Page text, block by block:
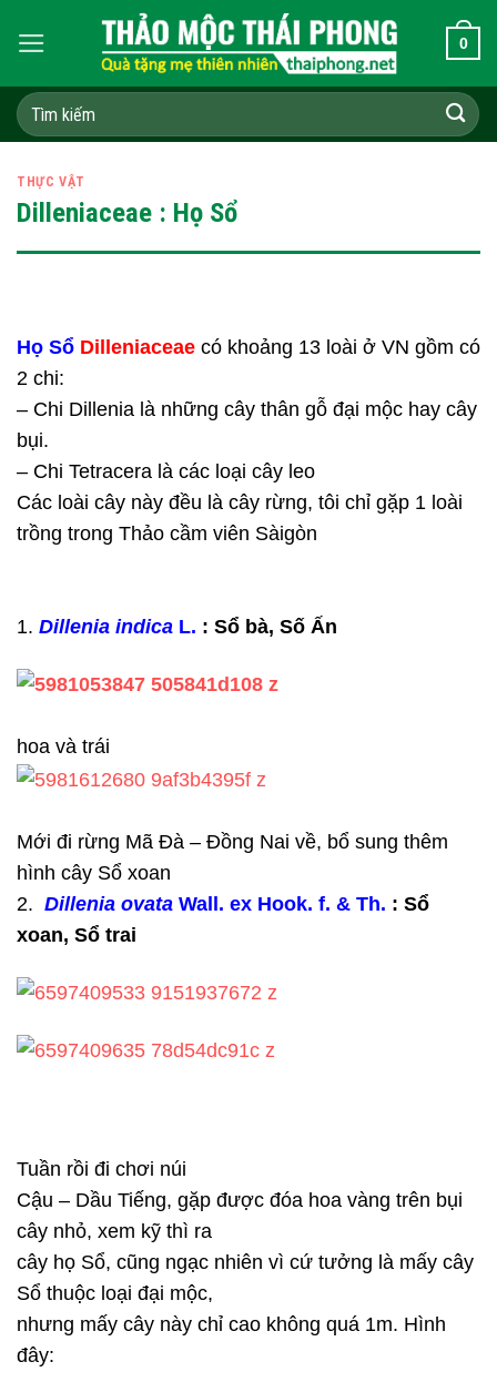
0
Tìm
kiếm:
THỰC VẬT
Dilleniaceae : Họ Sổ
Họ Sổ Dilleniaceae có khoảng 13 loài ở VN gồm có
2 chi:
– Chi Dillenia là những cây thân gỗ đại mộc hay cây
bụi.
– Chi Tetracera là các loại cây leo
Các loài cây này đều là cây rừng, tôi chỉ gặp 1 loài
trồng trong Thảo cầm viên Sàigòn
1. Dillenia indica L. : Sổ bà, Số Ấn
hoa và trái
Mới đi rừng Mã Đà – Đồng Nai về, bổ sung thêm
hình cây Sổ xoan
2. Dillenia ovata Wall. ex Hook. f. & Th. : Sổ
xoan, Sổ trai
Tuần rồi đi chơi núi
Cậu – Dầu Tiếng, gặp được đóa hoa vàng trên bụi
cây nhỏ, xem kỹ thì ra
cây họ Sổ, cũng ngạc nhiên vì cứ tưởng là mấy cây
Sổ thuộc loại đại mộc,
nhưng mấy cây này chỉ cao không quá 1m. Hình
đây: